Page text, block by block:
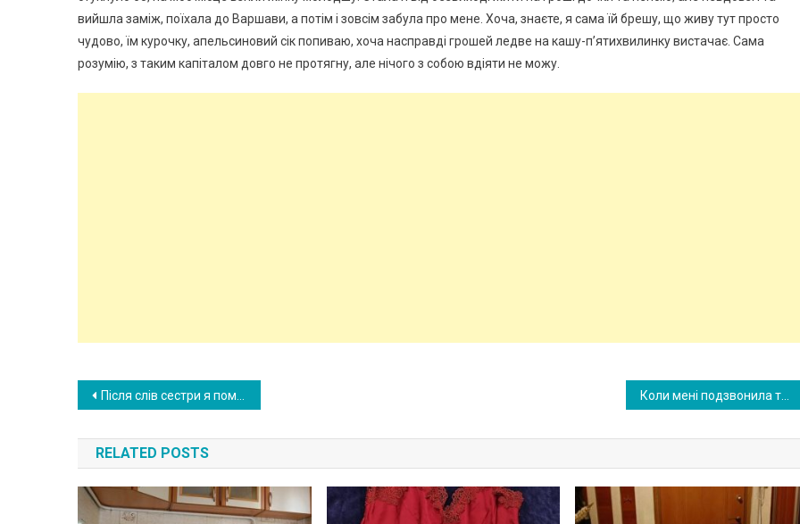
вийшла заміж, поїхала до Варшави, а потім і зовсім забула про мене. Хоча, знаєте, я сама їй брешу, що живу тут просто
чудово, їм курочку, апельсиновий сік попиваю, хоча насправді грошей ледве на кашу-п’ятихвилинку вистачає. Сама
розумію, з таким капіталом довго не протягну, але нічого з собою вдіяти не можу.
Post
navigation
Після слів сестри я помчала в ліkарню, незважаючи на давні обра зи. А то, що тоді зробив мій чоловік, я в житті не забуду
RELATED POSTS